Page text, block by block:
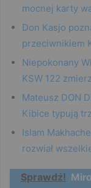
mocnej karty
Don Kasjo
przeciwnikiem
Niepokonany
KSW 122
Mateusz DON
Kibice typują
Islam
rozwiał
Sprawdź!